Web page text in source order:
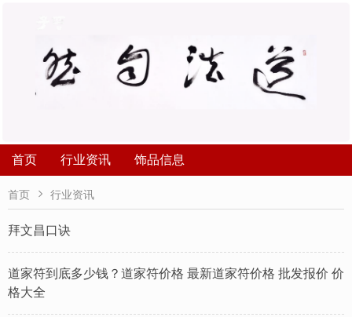
首页 行业资讯 饰品信息
首页  行业资讯
拜文昌口诀
道家符到底多少钱？道家符价格 最新道家符价格 批发报价 价
格大全